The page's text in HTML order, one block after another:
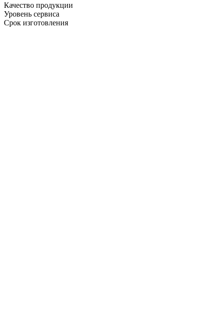
Качество продукции
Уровень сервиса
Срок изготовления